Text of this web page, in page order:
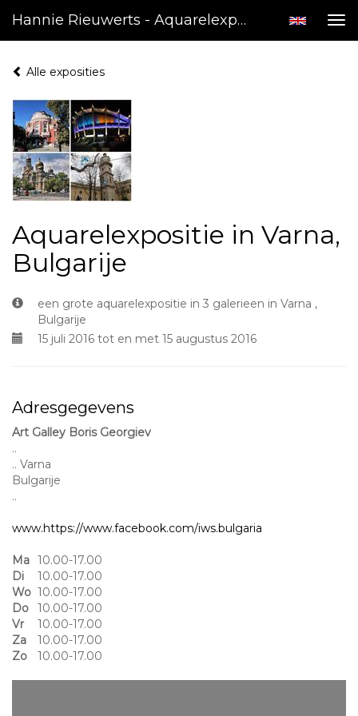
Hannie Rieuwerts - Aquarelexpositie In Varna, Bulgarije
Alle exposities
Aquarelexpositie in Varna,
Bulgarije
een grote aquarelexpositie in 3 galerieen in Varna ,
Bulgarije
15 juli 2016 tot en met 15 augustus 2016
Adresgegevens
Art Galley Boris Georgiev
..
.. Varna
Bulgarije
..
www.https://www.facebook.com/iws.bulgaria
Ma 10.00-17.00
Di
10.00-17.00
Wo 10.00-17.00
Do
10.00-17.00
Vr
10.00-17.00
Za
10.00-17.00
Zo
10.00-17.00